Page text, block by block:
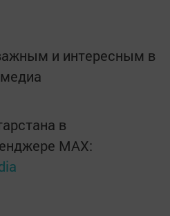
и интересным в
в
MАХ: